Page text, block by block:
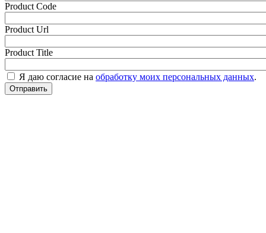
Product Code
Product Url
Product Title
Я даю согласие на обработку моих персональных данных.
Отправить